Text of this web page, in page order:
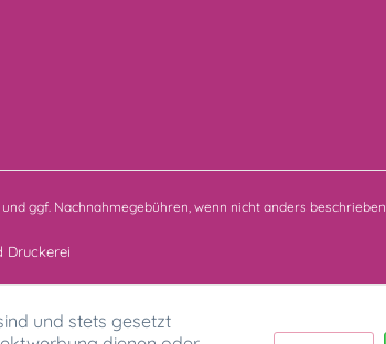
und ggf. Nachnahmegebühren, wenn nicht anders beschrieben
Druckerei
und stets gesetzt